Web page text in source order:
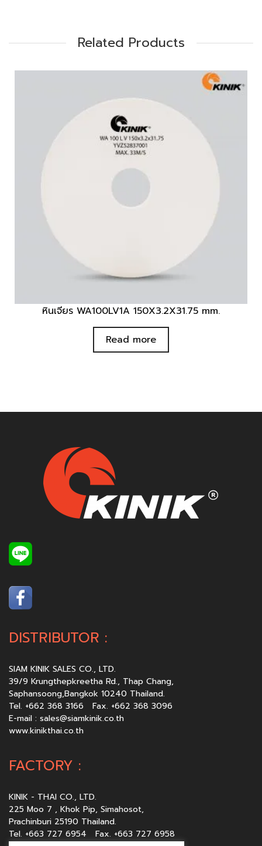
Related Products
หินเจียร WA100LV1A 150X3.2X31.75 mm.
Read more
DISTRIBUTOR :
SIAM KINIK SALES CO., LTD.
39/9 Krungthepkreetha Rd., Thap Chang,
Saphansoong,Bangkok 10240 Thailand.
Tel. +662 368 3166 Fax. +662 368 3096
E-mail : sales@siamkinik.co.th
www.kinikthai.co.th
FACTORY :
KINIK - THAI CO., LTD.
225 Moo 7 , Khok Pip, Simahosot,
Prachinburi 25190 Thailand.
Tel. +663 727 6954 Fax. +663 727 6958